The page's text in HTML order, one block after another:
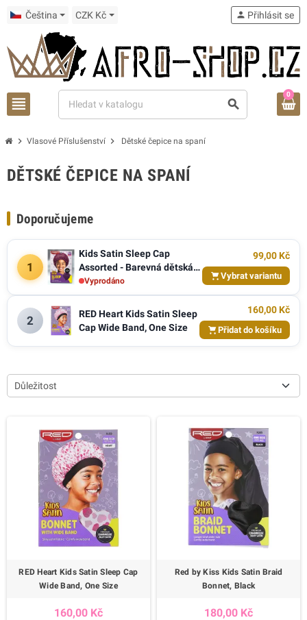
Čeština CZK Kč
view_headline search
person Přihlásit se
0
chevron_right Vlasové Příslušenství chevron_right Dětské čepice na spaní
DĚTSKÉ ČEPICE NA SPANÍ
Doporučujeme
1
Kids Satin Sleep Cap
Assorted - Barevná dětská
čepice na spaní
Vyprodáno
99,00 Kč
Vybrat variantu
2
RED Heart Kids Satin Sleep
Cap Wide Band, One Size
160,00 Kč
Přidat do košíku
Důležitost
RED Heart Kids Satin Sleep Cap
Wide Band, One Size
160,00 Kč
Red by Kiss Kids Satin Braid
Bonnet, Black
180,00 Kč